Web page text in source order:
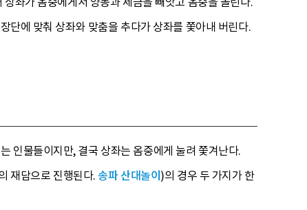
단에 맞춰 상좌와 맞춤을 추다가 상좌를 쫓아내 버린다.
인물들이지만, 결국 상좌는 옴중에게 눌려 쫓겨난다.
재담으로 진행된다.송파 산대놀이)의 경우 두 가지가 한